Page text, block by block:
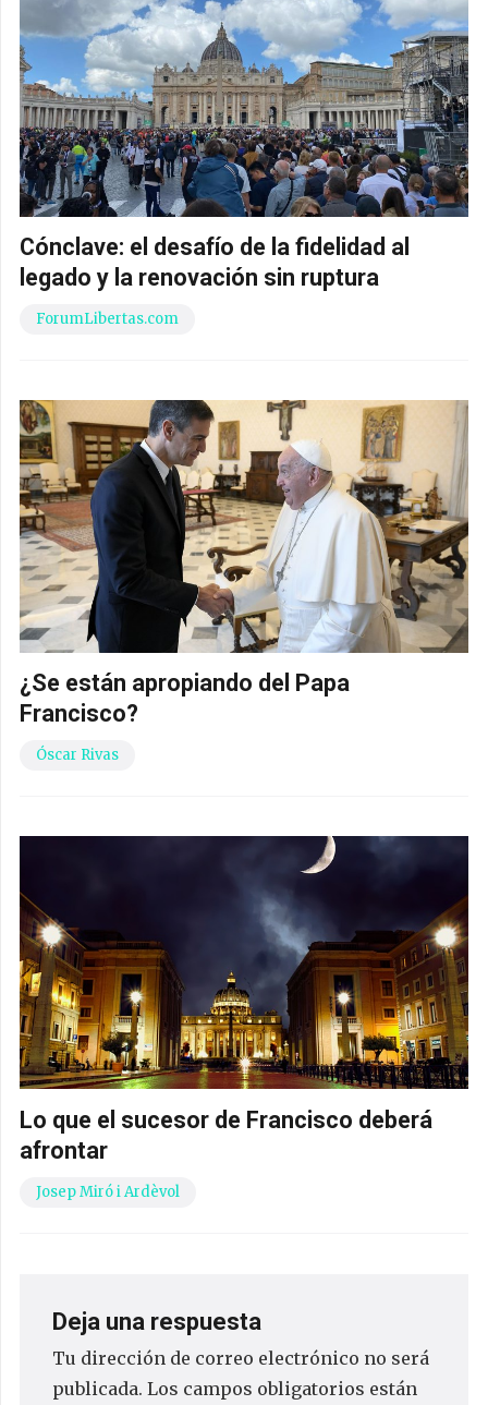
Cónclave: el desafío de la fidelidad al
legado y la renovación sin ruptura
ForumLibertas.com
¿Se están apropiando del Papa
Francisco?
Óscar Rivas
Lo que el sucesor de Francisco deberá
afrontar
Josep Miró i Ardèvol
Deja una respuesta
Tu dirección de correo electrónico no será
publicada. Los campos obligatorios están